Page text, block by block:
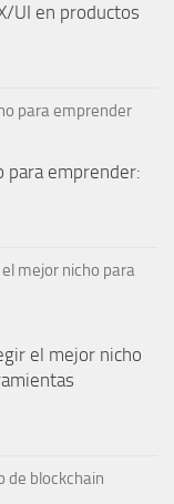
UI en productos
para emprender:
el mejor nicho